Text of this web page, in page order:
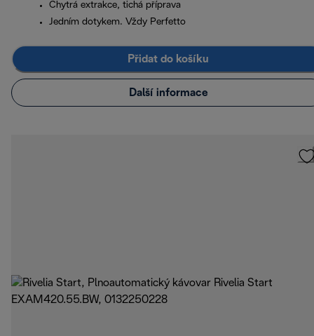
Chytrá extrakce, tichá příprava
Jedním dotykem. Vždy Perfetto
Přidat do košíku
Další informace